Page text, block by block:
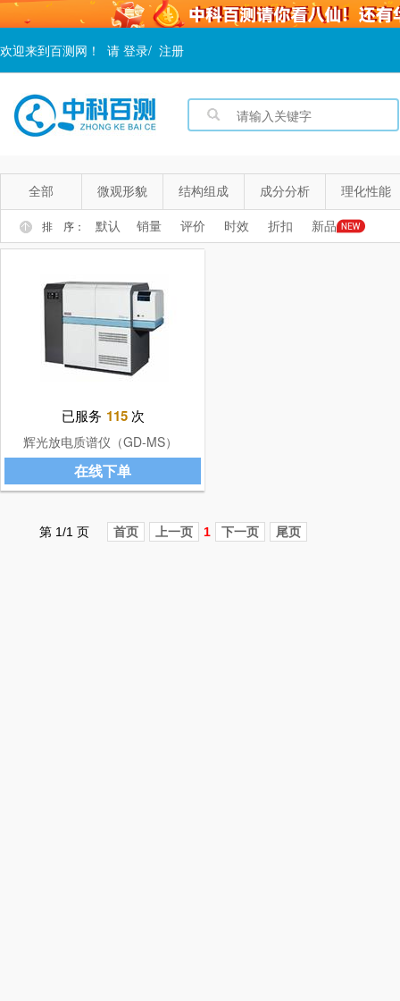
欢迎来到百测网！ 请 登录/ 注册
全部 微观形貌 结构组成 成分分析 理化性能
排 序： 默认 销量 评价 时效 折扣 新品
已服务 115次
辉光放电质谱仪（GD-MS）
在线下单
第 1/1 页 首页 上一页 1 下一页 尾页